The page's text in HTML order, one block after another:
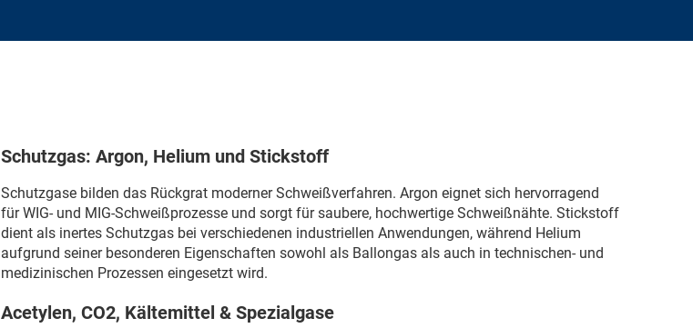
Schutzgas: Argon, Helium und Stickstoff
Schutzgase bilden das Rückgrat moderner Schweißverfahren. Argon eignet sich hervorragend
für WIG- und MIG-Schweißprozesse und sorgt für saubere, hochwertige Schweißnähte. Stickstoff
dient als inertes Schutzgas bei verschiedenen industriellen Anwendungen, während Helium
aufgrund seiner besonderen Eigenschaften sowohl als Ballongas als auch in technischen- und
medizinischen Prozessen eingesetzt wird.
Acetylen, CO2, Kältemittel & Spezialgase